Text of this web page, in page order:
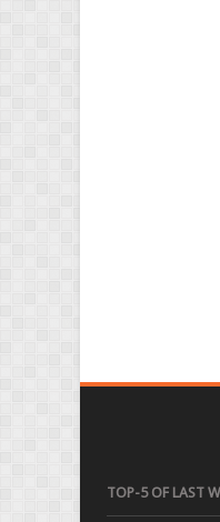
TOP-5 OF LAST